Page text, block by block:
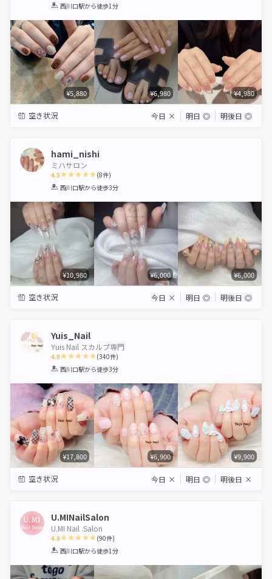
1 2 3 4 5
西川口駅から徒歩1分
¥5,880 ¥6,980 ¥4,980
空き状況 今日 × 明日 ◎ 明後日 ◎
hami_nishi
ミハサロン
4.5
1 2 3 4 5
(8件)
西川口駅から徒歩3分
¥10,980 ¥6,000 ¥6,000
空き状況 今日 × 明日 ◎ 明後日 ◎
Yuis_Nail
Yuis Nail スカルプ専門
4.9
1 2 3 4 5
(340件)
西川口駅から徒歩3分
¥17,800 ¥6,900 ¥9,900
空き状況 今日 × 明日 ◎ 明後日 ×
U.MINailSalon
U.MI Nail .Salon
4.8
1 2 3 4 5
(90件)
西川口駅から徒歩1分